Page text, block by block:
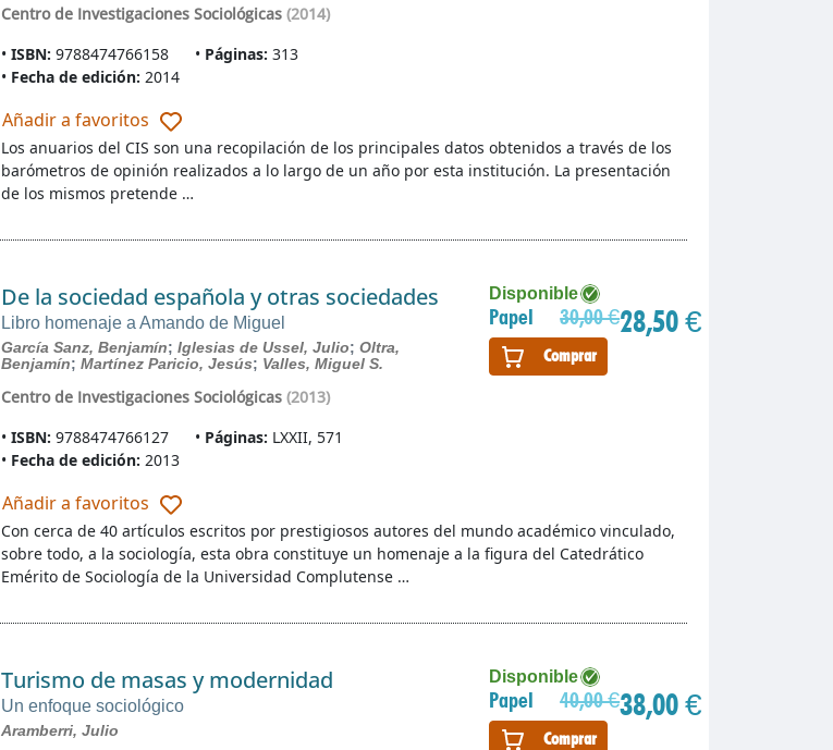
Centro de Investigaciones Sociológicas (2014)
ISBN: 9788474766158 Páginas: 313
Fecha de edición: 2014
Añadir a favoritos
Los anuarios del CIS son una recopilación de los principales datos obtenidos a través de los
barómetros de opinión realizados a lo largo de un año por esta institución. La presentación
de los mismos pretende …
De la sociedad española y otras sociedades
Libro homenaje a Amando de Miguel
García Sanz, Benjamín;Iglesias de Ussel, Julio;Oltra,
Benjamín;Martínez Paricio, Jesús; Valles, Miguel S.
Centro de Investigaciones Sociológicas (2013)
ISBN: 9788474766127 Páginas: LXXII, 571
Fecha de edición: 2013
Añadir a favoritos
Disponible
Papel 30,00 €28,50 €
Comprar
Con cerca de 40 artículos escritos por prestigiosos autores del mundo académico vinculado,
sobre todo, a la sociología, esta obra constituye un homenaje a la figura del Catedrático
Emérito de Sociología de la Universidad Complutense …
Turismo de masas y modernidad
Un enfoque sociológico
Aramberri, Julio
Disponible
Papel 40,00 €38,00 €
Comprar